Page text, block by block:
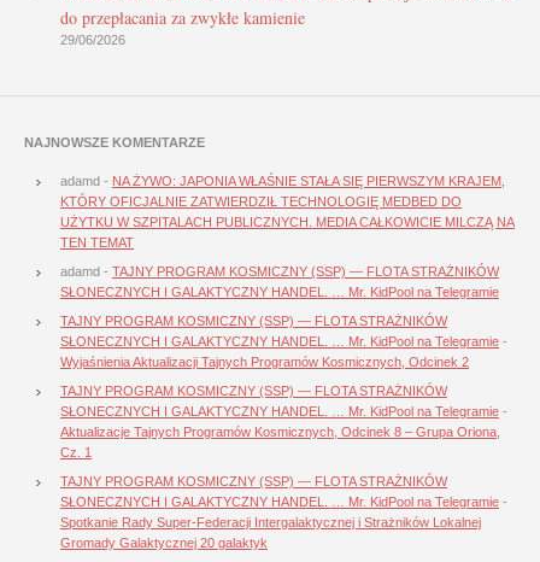
do przepłacania za zwykłe kamienie
29/06/2026
NAJNOWSZE KOMENTARZE
adamd - NA ŻYWO: JAPONIA WŁAŚNIE STAŁA SIĘ PIERWSZYM KRAJEM,
KTÓRY OFICJALNIE ZATWIERDZIŁ TECHNOLOGIĘ MEDBED DO
UŻYTKU W SZPITALACH PUBLICZNYCH. MEDIA CAŁKOWICIE MILCZĄ NA
TEN TEMAT
adamd - TAJNY PROGRAM KOSMICZNY (SSP) — FLOTA STRAŻNIKÓW
SŁONECZNYCH I GALAKTYCZNY HANDEL. … Mr. KidPool na Telegramie
TAJNY PROGRAM KOSMICZNY (SSP) — FLOTA STRAŻNIKÓW
SŁONECZNYCH I GALAKTYCZNY HANDEL. … Mr. KidPool na Telegramie -
Wyjaśnienia Aktualizacji Tajnych Programów Kosmicznych, Odcinek 2
TAJNY PROGRAM KOSMICZNY (SSP) — FLOTA STRAŻNIKÓW
SŁONECZNYCH I GALAKTYCZNY HANDEL. … Mr. KidPool na Telegramie -
Aktualizacje Tajnych Programów Kosmicznych, Odcinek 8 – Grupa Oriona,
Cz. 1
TAJNY PROGRAM KOSMICZNY (SSP) — FLOTA STRAŻNIKÓW
SŁONECZNYCH I GALAKTYCZNY HANDEL. … Mr. KidPool na Telegramie -
Spotkanie Rady Super-Federacji Intergalaktycznej i Strażników Lokalnej
Gromady Galaktycznej 20 galaktyk